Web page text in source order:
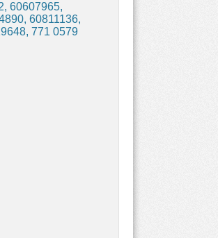
60607965,
60811136,
771 0579